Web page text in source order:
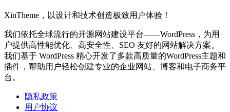
XinTheme，以设计和技术创造极致用户体验！
我们依托全球流行的开源网站建设平台——WordPress，为用
户提供高性能优化、高安全性、SEO 友好的网站解决方案。
我们基于 WordPress 精心开发了多款高质量的WordPress主题和
插件，帮助用户轻松创建专业的企业网站、博客和电子商务平
台。
隐私政策
用户协议